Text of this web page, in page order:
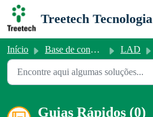
Ir para o conteúdo principal
Treetech Tecnologia
Início Base de conhecimento LAD
Guias Rápidos (0)